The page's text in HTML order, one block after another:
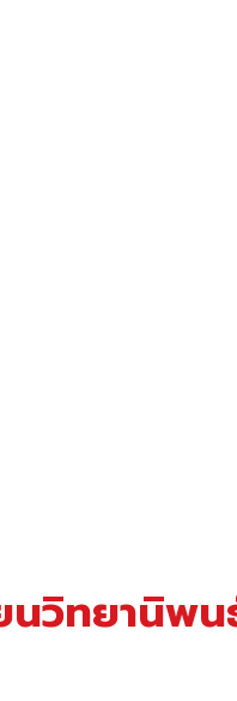
นวิทยานิพ